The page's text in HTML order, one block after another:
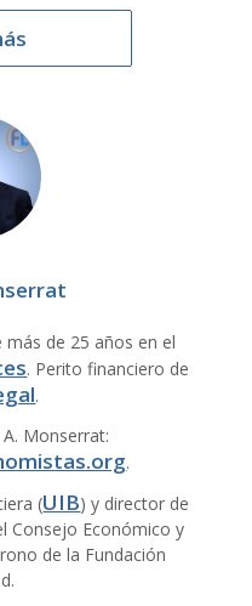
de 25 años en el
. Perito financiero de
.
Monserrat:
.
(UIB) y director de
Consejo Económico y
de la Fundación